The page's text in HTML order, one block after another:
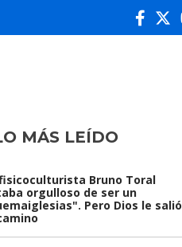
MÁS LEÍDO
fisicoculturista Bruno Toral
orgulloso de ser un
Pero Dios le salió